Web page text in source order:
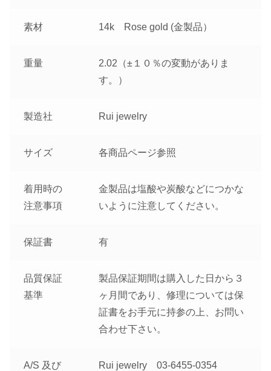
素材 14k Rose gold (金製品）
重量
2.02（±１０％の変動がありま
す。）
製造社 Rui jewelry
サイズ 各商品ページ参照
着用時の
注意事項
金製品は塩酸や炭酸などにつかな
いように注意してください。
保証書 有
品質保証
基準
製品保証期間は購入した日から３
ヶ月間であり、修理については保
証書をお手元に持参の上、お問い
合わせ下さい。
A/S 及び Rui jewelry 03-6455-0354